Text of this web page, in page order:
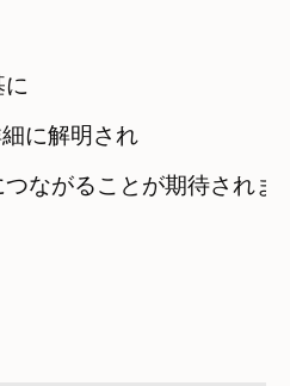
に解明され
ながることが期待されま